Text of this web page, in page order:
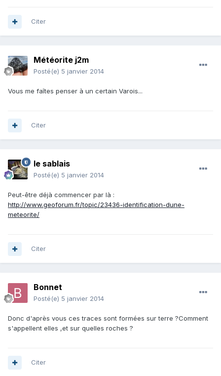
Citer
Météorite j2m
Posté(e) 5 janvier 2014
Vous me faîtes penser à un certain Varois...
Citer
le sablais
Posté(e) 5 janvier 2014
Peut-être déjà commencer par là :
http://www.geoforum.fr/topic/23436-identification-dune-
meteorite/
Citer
Bonnet
Posté(e) 5 janvier 2014
Donc d'après vous ces traces sont formées sur terre ?Comment
s'appellent elles ,et sur quelles roches ?
Citer